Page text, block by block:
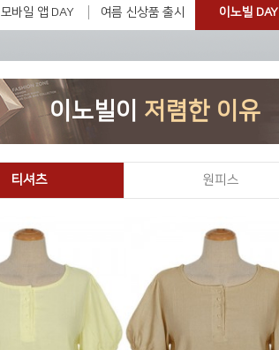
모바일 앱 DAY 여름 신상품 출시 이노빌 DAY
이노빌이 저렴한 이유
티셔츠 원피스